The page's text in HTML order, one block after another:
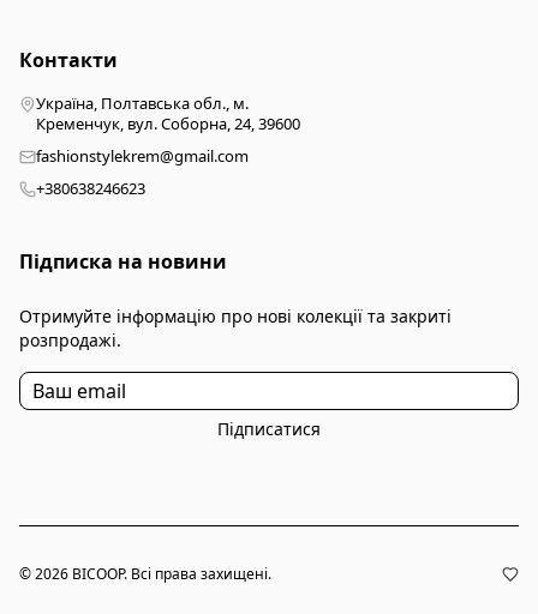
Контакти
Україна, Полтавська обл., м.
Кременчук, вул. Соборна, 24, 39600
fashionstylekrem@gmail.com
+380638246623
Підписка на новини
Отримуйте інформацію про нові колекції та закриті
розпродажі.
Підписатися
© 2026 BICOOP. Всі права захищені.